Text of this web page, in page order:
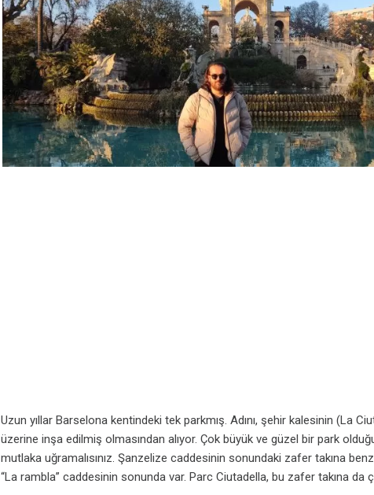
Uzun yıllar Barselona kentindeki tek parkmış. Adını, şehir kalesinin (La
üzerine inşa edilmiş olmasından alıyor. Çok büyük ve güzel bir park
mutlaka uğramalısınız. Şanzelize caddesinin sonundaki zafer takına
“La rambla” caddesinin sonunda var. Parc Ciutadella, bu zafer takına da